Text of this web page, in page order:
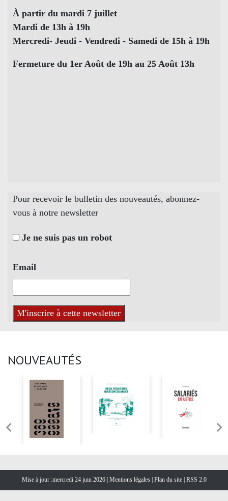
À partir du mardi 7 juillet
Mardi de 13h à 19h
Mercredi- Jeudi - Vendredi - Samedi de 15h à 19h
Fermeture du 1er Août de 19h au 25 Août 13h
Pour recevoir le bulletin des nouveautés, abonnez-
vous à notre newsletter
Je ne suis pas un robot
Email
NOUVEAUTÉS
Mise à jour :mercredi 24 juin 2026 | Mentions légales Plan du site RSS 2.0